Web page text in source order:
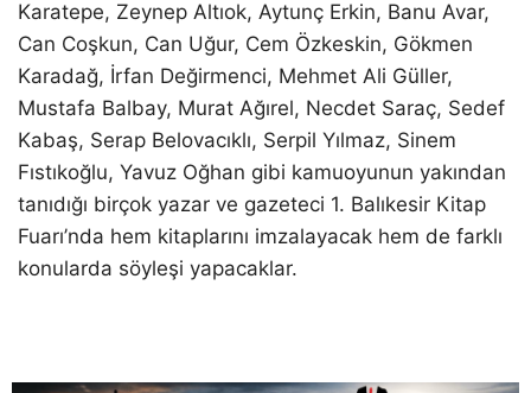
Karatepe, Zeynep Altıok, Aytunç Erkin, Banu Avar,
Can Coşkun, Can Uğur, Cem Özkeskin, Gökmen
Karadağ, İrfan Değirmenci, Mehmet Ali Güller,
Mustafa Balbay, Murat Ağırel, Necdet Saraç, Sedef
Kabaş, Serap Belovacıklı, Serpil Yılmaz, Sinem
Fıstıkoğlu, Yavuz Oğhan gibi kamuoyunun yakından
tanıdığı birçok yazar ve gazeteci 1. Balıkesir Kitap
Fuarı’nda hem kitaplarını imzalayacak hem de farklı
konularda söyleşi yapacaklar.